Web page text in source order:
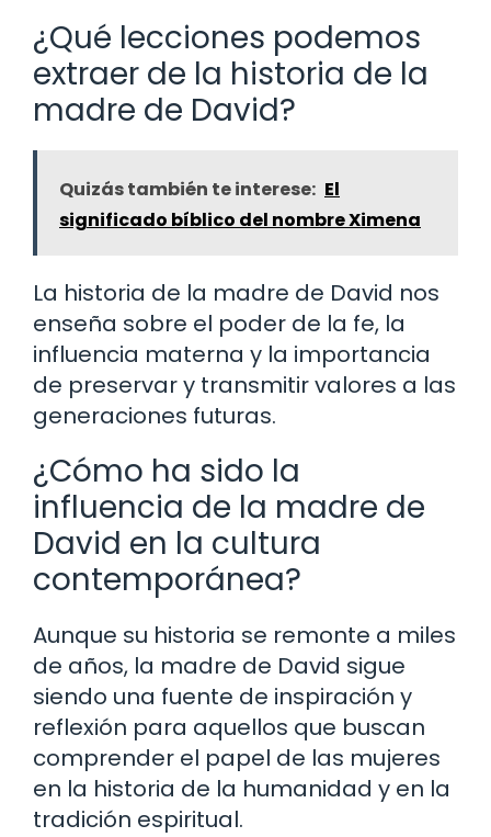
¿Qué lecciones podemos
extraer de la historia de la
madre de David?
Quizás también te interese: El
significado bíblico del nombre Ximena
La historia de la madre de David nos
enseña sobre el poder de la fe, la
influencia materna y la importancia
de preservar y transmitir valores a las
generaciones futuras.
¿Cómo ha sido la
influencia de la madre de
David en la cultura
contemporánea?
Aunque su historia se remonte a miles
de años, la madre de David sigue
siendo una fuente de inspiración y
reflexión para aquellos que buscan
comprender el papel de las mujeres
en la historia de la humanidad y en la
tradición espiritual.